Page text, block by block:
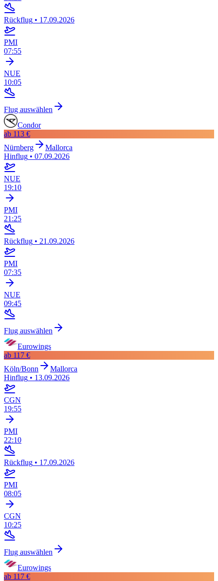
Rückflug • 17.09.2026
PMI
07:55
NUE
10:05
Flug auswählen
Condor
ab 113 €
Nürnberg
Mallorca
Hinflug • 07.09.2026
NUE
19:10
PMI
21:25
Rückflug • 21.09.2026
PMI
07:35
NUE
09:45
Flug auswählen
Eurowings
ab 117 €
Köln/Bonn
Mallorca
Hinflug • 13.09.2026
CGN
19:55
PMI
22:10
Rückflug • 17.09.2026
PMI
08:05
CGN
10:25
Flug auswählen
Eurowings
ab 117 €